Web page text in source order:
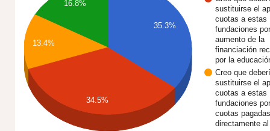
sustituirse el
cuotas a estas
fundaciones
aumento de la
financiación
por la
Creo que
sustituirse el
cuotas a estas
fundaciones
cuotas pagadas
directamente
35.3%
16.8%
13.4%
34.5%